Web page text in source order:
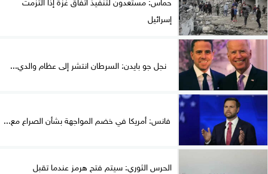
إسرائيل
نجل جو بايدن: السرطان انتشر إلى عظام والدي...
فانس: أمريكا في خضم المواجهة بشأن الصراع مع...
الحرس الثوري: سيتم فتح هرمز عندما تقبل